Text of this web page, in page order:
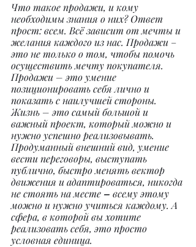
Что такое продажи, и кому
необходимы знания о них? Ответ
прост: всем. Всё зависит от мечты и
желания каждого из нас. Продажи –
это не только о том, чтобы помочь
осуществить мечту покупателя.
Продажи – это умение
позиционировать себя лично и
показать с наилучшей стороны.
Жизнь – это самый большой и
важный проект, который можно и
нужно успешно реализовывать.
Продуманный внешний вид, умение
вести переговоры, выступать
публично, быстро менять вектор
движения и адаптироваться, никогда
не стоять на месте – всему этому
можно и нужно учиться каждому. А
сфера, в которой вы хотите
реализовать себя, это просто
условная единица.